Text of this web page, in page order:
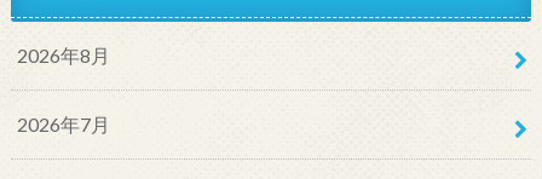
2026年8月
2026年7月